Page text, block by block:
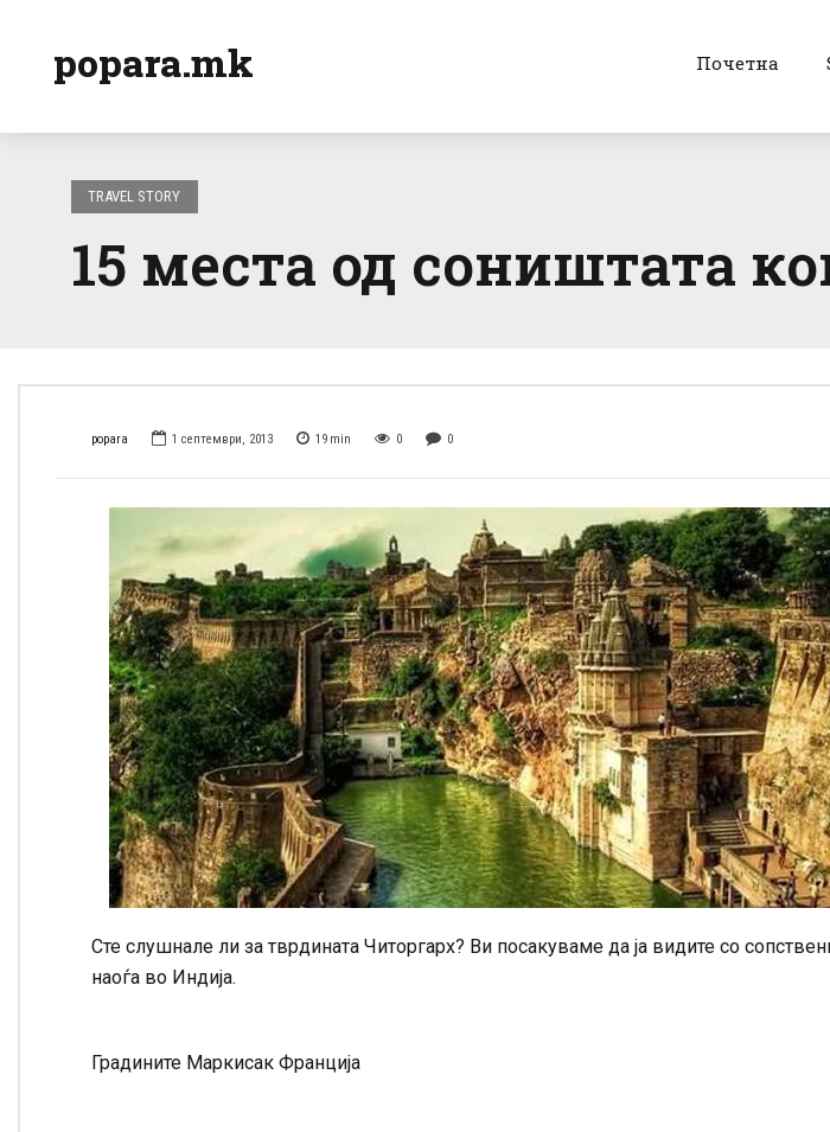
popara.mk Почетна
TRAVEL STORY
15 места од соништата
popara 1 септември, 2013 19 min 0 0
Сте слушнале ли за тврдината Читоргарх? Ви посакуваме да ја видите со
наоѓа во Индија.
Градините Маркисак Франција